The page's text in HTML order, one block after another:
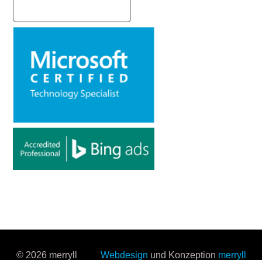
© 2026 merryll Webdesign und Konzeption merryll